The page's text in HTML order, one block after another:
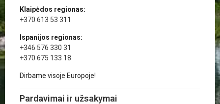
Klaipėdos regionas:
+370 613 53 311
Ispanijos regionas:
+346 576 330 31
+370 675 133 18
Dirbame visoje Europoje!
Pardavimai ir užsakymai